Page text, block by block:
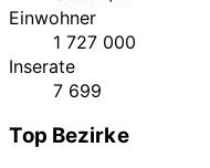
Einwohner
1 727 000
Inserate
7 699
Top Bezirke